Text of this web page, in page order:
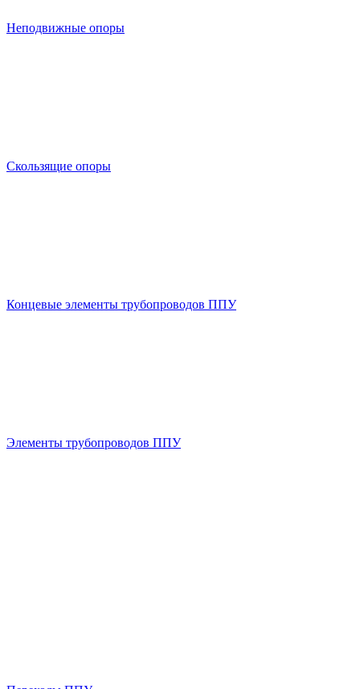
Неподвижные опоры
Скользящие опоры
Концевые элементы трубопроводов ППУ
Элементы трубопроводов ППУ